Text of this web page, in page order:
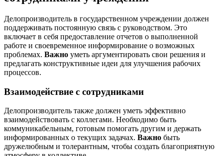
Делопроизводитель в государственном учреждении должен
поддерживать постоянную связь с руководством. Это
включает в себя предоставление отчетов о выполненной
работе и своевременное информирование о возможных
проблемах. Важно уметь аргументировать свои решения и
предлагать конструктивные идеи для улучшения рабочих
процессов.
Взаимодействие с сотрудниками
Делопроизводитель также должен уметь эффективно
взаимодействовать с коллегами. Необходимо быть
коммуникабельным, готовым помогать другим и держать
информированных о текущих задачах. Важно быть
дружелюбным и толерантным, чтобы создать благоприятную